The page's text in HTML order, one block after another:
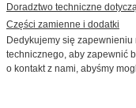
Doradztwo techniczne
Części zamienne i dodatki
Dedykujemy się
technicznego, aby zapewnić
o kontakt z nami, abyśmy